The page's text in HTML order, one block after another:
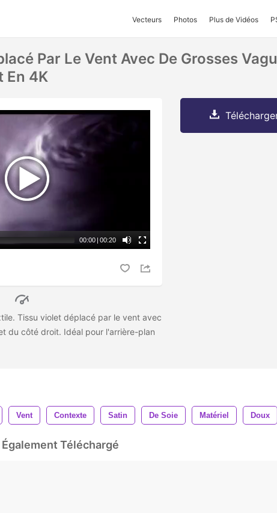
Vecteurs Photos Plus de Vidéos
Par Le Vent Avec De Grosses
En 4K
00:00 | 00:20
Tissu violet déplacé par le vent avec
du côté droit. Idéal pour l'arrière-plan
Vent Contexte Satin De Soie Matériel Doux
Téléchargé